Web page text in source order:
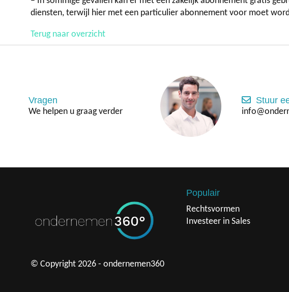
diensten, terwijl hier met een particulier abonnement voor moet
Terug naar overzicht
Vragen
We helpen u graag verder
Stuur
© Copyright 2026 - ondernemen360
Populair
Rechtsvormen
Investeer in Sales